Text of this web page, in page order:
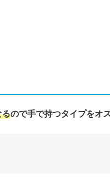
るので手で持つタイプをオ